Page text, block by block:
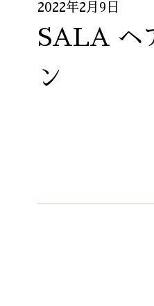
2022年2月9日
SALA ヘ
ン